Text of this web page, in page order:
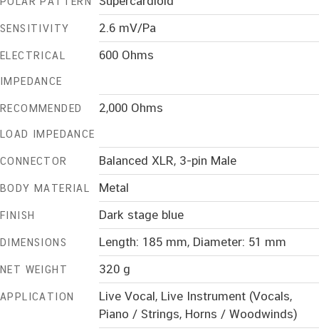
SENSITIVITY 2.6 mV/Pa
ELECTRICAL
IMPEDANCE
600 Ohms
RECOMMENDED
LOAD IMPEDANCE
2,000 Ohms
CONNECTOR Balanced XLR, 3-pin Male
BODY MATERIAL Metal
FINISH Dark stage blue
DIMENSIONS Length: 185 mm, Diameter: 51 mm
NET WEIGHT 320 g
APPLICATION
Live Vocal, Live Instrument (Vocals,
Piano / Strings, Horns / Woodwinds)